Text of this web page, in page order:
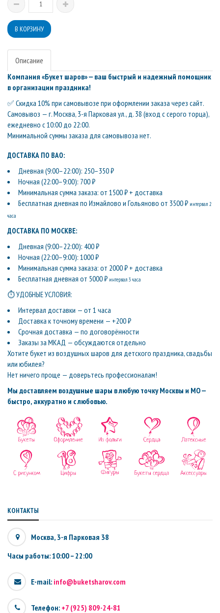
Описание
Компания «Букет шаров» — ваш быстрый и надежный помощник
в организации праздника!
✅ Скидка 10% при самовывозе при оформлении заказа через сайт.
Самовывоз — г. Москва, 3-я Парковая ул., д. 38 (вход с серого торца),
ежедневно с 10:00 до 22:00.
Минимальной суммы заказа для самовывоза нет.
ДОСТАВКА ПО ВАО:
Дневная (9:00–22:00): 250–350 ₽
Ночная (22:00–9:00): 700 ₽
Минимальная сумма заказа: от 1500 ₽ + доставка
Бесплатная дневная по Измайлово и Гольяново от 3500 ₽ интервал 2
часа
ДОСТАВКА ПО МОСКВЕ:
Дневная (9:00–22:00): 400 ₽
Ночная (22:00–9:00): 1000 ₽
Минимальная сумма заказа: от 2000 ₽ + доставка
Бесплатная дневная от 5000 ₽ интервал 3 часа
⏱ УДОБНЫЕ УСЛОВИЯ:
Интервал доставки — от 1 часа
Доставка к точному времени — +200 ₽
Срочная доставка — по договорённости
Заказы за МКАД — обсуждаются отдельно
Хотите букет из воздушных шаров для детского праздника, свадьбы
или юбилея?
Нет ничего проще — доверьтесь профессионалам!
Мы доставляем воздушные шары в любую точку Москвы и МО —
быстро, аккуратно и с любовью.
КОНТАКТЫ
Москва, 3-я Парковая 38
Часы работы: 10:00 – 22:00
E-mail: info@buketsharov.com
Телефон: +7 (925) 809-24-81